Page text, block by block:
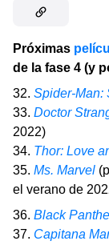
Próximas
de la fase 4 (y
32. Spider-Man:
33. Doctor
2022)
34. Thor: Love
35. Ms. Marvel
el verano de
36. Black
37. Capitana